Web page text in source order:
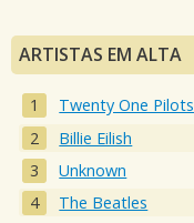
ARTISTAS EM ALTA
Twenty One Pilots
Billie Eilish
Unknown
The Beatles